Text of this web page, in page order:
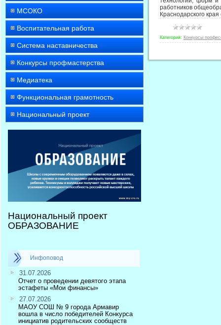
МСОКО
Воспитательная работа
Система наставничества
Конкурсы профмастерства
Медиатека
Функциональная грамотность
Национальный проект
Национальный проект
ОБРАЗОВАНИЕ
Инфоповод
31.07.2026
Отчет о проведении девятого этапа
эстафеты «Мои финансы»
27.07.2026
МАОУ СОШ № 9 города Армавир
вошла в число победителей Конкурса
инициатив родительских сообществ
работников
Краснодарского
Категория: Конкурсы